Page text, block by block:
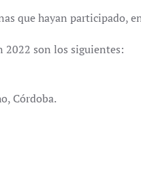
que hayan participado,
2022 son los siguientes:
Córdoba.